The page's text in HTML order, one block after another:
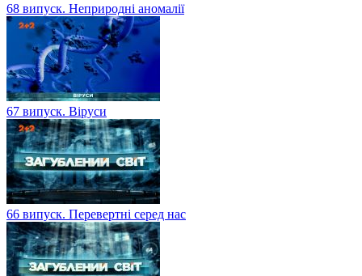
68 випуск. Неприродні аномалії
67 випуск. Віруси
66 випуск. Перевертні серед нас